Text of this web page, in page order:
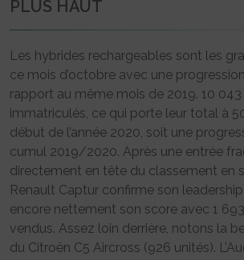
PLUS HAUT
Les hybrides rechargeables sont les
ce mois d’octobre avec une
rapport au même mois de 2019. 10
immatriculés, ce qui porte leur total à
début de l’année 2020, soit une
cumul 2019/2020. Après une entrée
directement en tête du classement en
Renault Captur confirme son
encore nettement son score avec 1
vendus. Assez loin derrière, notons la
du Citroën C5 Aircross (926 unités).